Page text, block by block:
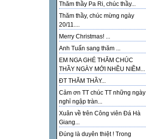
Thăm thầy Pa Ri, chúc thầy...
Thăm thầy, chúc mừng ngày
20/11....
Merry Christmas! ...
Anh Tuấn sang thăm ...
EM NGA GHÉ THĂM CHÚC
THẦY NGÀY MỚI NHỀU NIỀM...
ĐT THĂM THẦY...
Cảm ơn TT chúc TT những ngày
nghỉ ngập tràn...
Xuân về trên Công viên Đá Hà
Giang...
Đúng là duyên thiệt ! Trong